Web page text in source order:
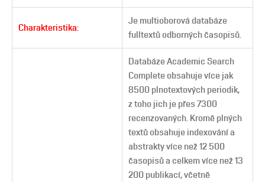
Charakteristika:
Je multioborová databáze
fulltextů odborných časopisů.
Databáze Academic Search
Complete obsahuje více jak
8500 plnotextových periodik,
z toho jich je přes 7300
recenzovaných. Kromě plných
textů obsahuje indexování a
abstrakty více než 12 500
časopisů a celkem více než 13
200 publikací, včetně